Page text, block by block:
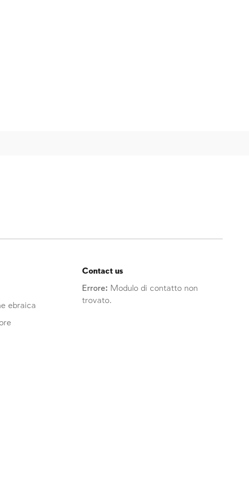
Contact us
Errore: Modulo di contatto non
trovato.
ebraica